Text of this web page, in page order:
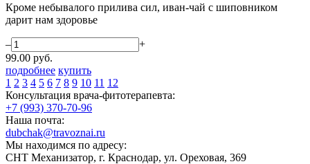
Кроме небывалого прилива сил, иван-чай с шиповником
дарит нам здоровье
–
+
99.00 руб.
подробнее купить
1 2 3 4 5 6 7 8 9 10 11 12
Консультация врача-фитотерапевта:
+7 (993) 370-70-96
Наша почта:
dubchak@travoznai.ru
Мы находимся по адресу:
СНТ Механизатор, г. Краснодар, ул. Ореховая, 369